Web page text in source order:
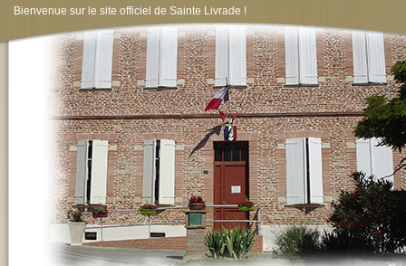
Bienvenue sur le site officiel de Sainte Livrade !